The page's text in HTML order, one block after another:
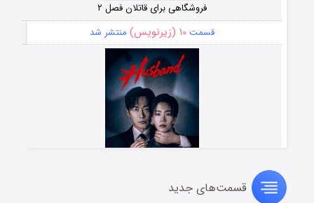
فروشگاهی برای قاتلان فصل ۲
قسمت۱۰ (زیرنویس) منتشر شد
قسمت‌های جدید